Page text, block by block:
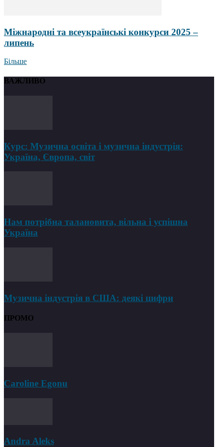
Міжнародні та всеукраїнські конкурси 2025 –
липень
Більше
ВАЖЛИВО
Курс: Музична освіта і музична індустрія:
Україна, Європа, світ
Нам потрібна талановита, вільна і успішна
Україна
Музична індустрія в США: деякі цифри
ПРОМО
Caroline Egonu
Andra Aleks